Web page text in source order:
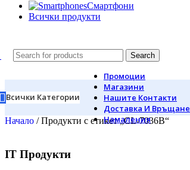
Смартфони
Всички продукти
Search
Всички Категории
Промоции
Магазини
Нашите Контакти
Доставка И Връщане
Намаления
Начало / Продукти с етикет „CL-7036B“
IT Продукти